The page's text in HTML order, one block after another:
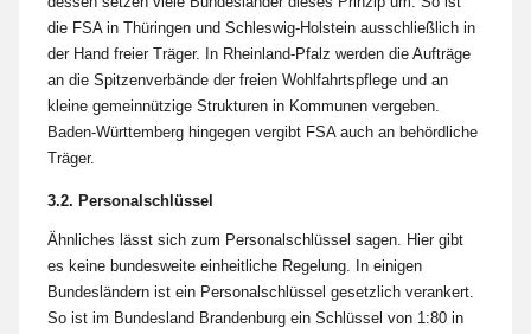
die FSA in Thüringen und Schleswig-Holstein ausschließlich in
der Hand freier Träger. In Rheinland-Pfalz werden die Aufträge
an die Spitzenverbände der freien Wohlfahrtspflege und an
kleine gemeinnützige Strukturen in Kommunen vergeben.
Baden-Württemberg hingegen vergibt FSA auch an behördliche
Träger.
3.2. Personalschlüssel
Ähnliches lässt sich zum Personalschlüssel sagen. Hier gibt
es keine bundesweite einheitliche Regelung. In einigen
Bundesländern ist ein Personalschlüssel gesetzlich verankert.
So ist im Bundesland Brandenburg ein Schlüssel von 1:80 in